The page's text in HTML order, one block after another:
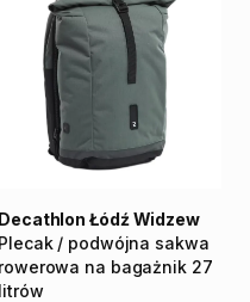
Plecak ​/​ podwójna sakwa
rowerowa na bagażnik 27
litrów
Decathlon Łódź Widzew